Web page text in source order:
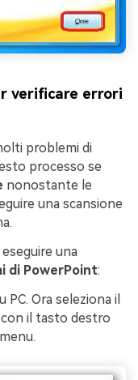
verificare errori
problemi di
processo se
nonostante le
una scansione
una
di PowerPoint:
Ora seleziona il
con il tasto destro